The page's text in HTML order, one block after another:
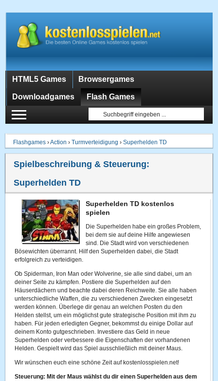
HTML5 Games Browsergames
Downloadgames Flash Games
Flashgames ›Action ›Turmverteidigung ›Superhelden TD
Spielbeschreibung & Steuerung:
Superhelden TD
Superhelden TD kostenlos
spielen
Die Superhelden habe ein großes Problem,
bei dem sie auf deine Hilfe angewiesen
sind. Die Stadt wird von verschiedenen
Bösewichten überrannt. Hilf den Superhelden dabei, die Stadt
erfolgreich zu verteidigen.
Ob Spiderman, Iron Man oder Wolverine, sie alle sind dabei, um an
deiner Seite zu kämpfen. Postiere die Superhelden auf den
Häuserdächern und beachte dabei deren Reichweite. Sie alle haben
unterschiedliche Waffen, die zu verschiedenen Zwecken eingesetzt
werden können. Überlege dir genau an welchen Posten du den
Helden stellst, um ein möglichst gute strategische Position mit ihm zu
haben. Für jeden erledigten Gegner, bekommst du einige Dollar auf
deinem Konto gutgeschrieben. Investiere das Geld in neue
Superhelden oder verbessere die Eigenschaften der vorhandenen
Helden. Gespielt wird das Spiel ausschließlich mit deiner Maus.
Wir wünschen euch eine schöne Zeit auf kostenlosspielen.net!
Steuerung: Mit der Maus wählst du dir einen Superhelden aus dem